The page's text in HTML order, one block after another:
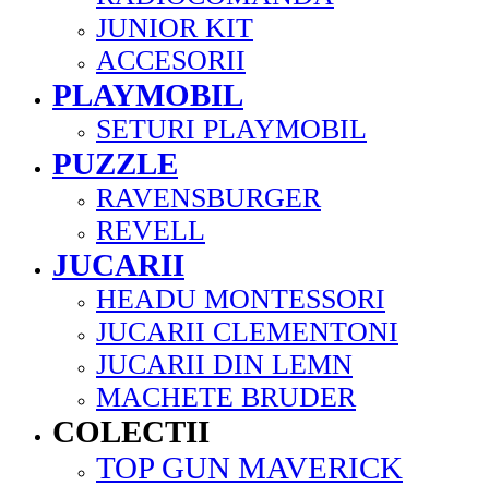
JUNIOR KIT
ACCESORII
PLAYMOBIL
SETURI PLAYMOBIL
PUZZLE
RAVENSBURGER
REVELL
JUCARII
HEADU MONTESSORI
JUCARII CLEMENTONI
JUCARII DIN LEMN
MACHETE BRUDER
COLECTII
TOP GUN MAVERICK